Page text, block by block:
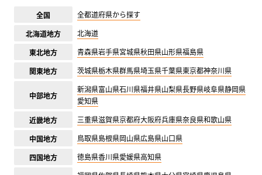
全国
全都道府県から探す
北海道地方
北海道
東北地方
青森県岩手県宮城県秋田県山形県福島県
関東地方
茨城県栃木県群馬県埼玉県千葉県東京都神奈川県
中部地方
新潟県富山県石川県福井県山梨県長野県岐阜県静岡県
愛知県
近畿地方
三重県滋賀県京都府大阪府兵庫県奈良県和歌山県
中国地方
鳥取県島根県岡山県広島県山口県
四国地方
徳島県香川県愛媛県高知県